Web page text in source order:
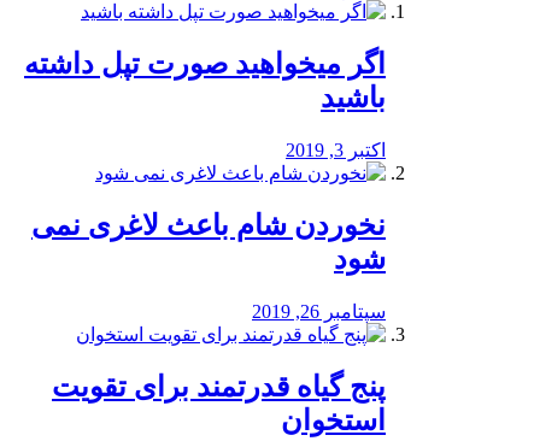
اگر میخواهید صورت تپل داشته
باشید
اکتبر 3, 2019
نخوردن شام باعث لاغری نمی
‌شود
سپتامبر 26, 2019
پنج گیاه قدرتمند برای تقویت
استخوان